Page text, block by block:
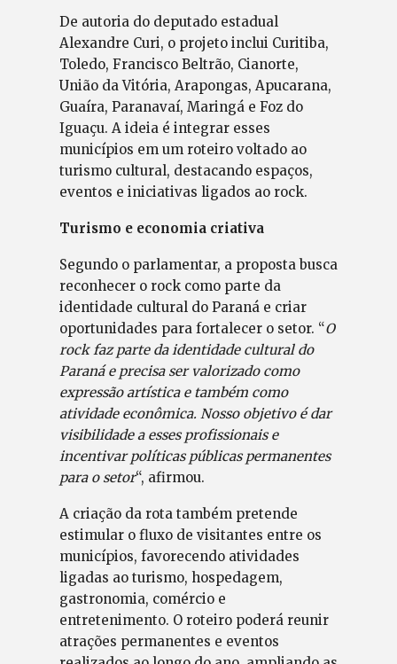
De autoria do deputado estadual
Alexandre Curi, o projeto inclui Curitiba,
Toledo, Francisco Beltrão, Cianorte,
União da Vitória, Arapongas, Apucarana,
Guaíra, Paranavaí, Maringá e Foz do
Iguaçu. A ideia é integrar esses
municípios em um roteiro voltado ao
turismo cultural, destacando espaços,
eventos e iniciativas ligados ao rock.
Turismo e economia criativa
Segundo o parlamentar, a proposta busca
reconhecer o rock como parte da
identidade cultural do Paraná e criar
oportunidades para fortalecer o setor. “O
rock faz parte da identidade cultural do
Paraná e precisa ser valorizado como
expressão artística e também como
atividade econômica. Nosso objetivo é dar
visibilidade a esses profissionais e
incentivar políticas públicas permanentes
para o setor“, afirmou.
A criação da rota também pretende
estimular o fluxo de visitantes entre os
municípios, favorecendo atividades
ligadas ao turismo, hospedagem,
gastronomia, comércio e
entretenimento. O roteiro poderá reunir
atrações permanentes e eventos